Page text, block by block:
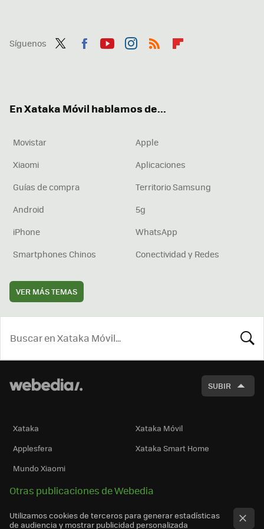
Síguenos
En Xataka Móvil hablamos de...
Movistar
Apple
Xiaomi
Aplicaciones
Guías de compra
Territorio Samsung
Android
5g
iPhone
WhatsApp
Smartphones Chinos
Conectividad y Redes
VER MÁS TEMAS
SUBIR
Xataka
Xataka Móvil
Applesfera
Xataka Smart Home
Mundo Xiaomi
Otras publicaciones de Webedia
Utilizamos cookies de terceros para generar estadísticas
de audiencia y mostrar publicidad personalizada